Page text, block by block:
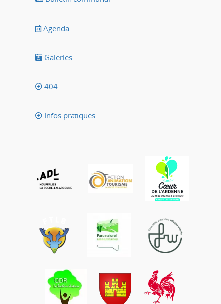
Agenda
Galeries
404
Infos pratiques